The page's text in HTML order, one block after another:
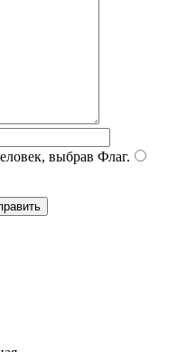
выбрав Флаг.